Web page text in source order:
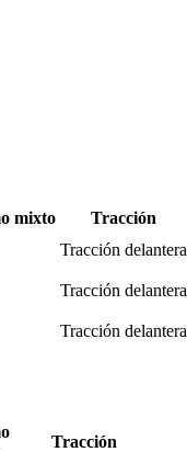
mixto Tracción
Tracción delantera
Tracción delantera
Tracción delantera
Tracción